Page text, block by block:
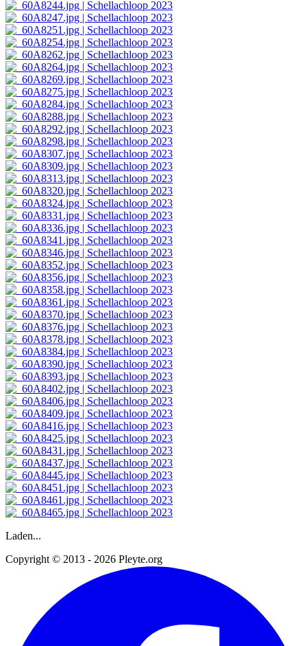
Laden...
Copyright © 2013 - 2026 Pleyte.org